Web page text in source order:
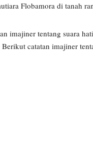
Flobamora di tanah
imajiner tentang suara
catatan imajiner